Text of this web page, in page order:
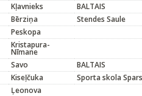
Kļavnieks
BALTAIS
Bērziņa
Stendes Saule
Peskopa
Kristapura-
Nīmane
Savo
BALTAIS
Kiseļčuka
Sporta skola Spars
Ļeonova